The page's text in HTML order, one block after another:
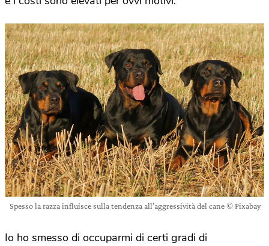
Spesso la razza influisce sulla tendenza all’aggressività del cane © Pixabay
Io ho smesso di occuparmi di certi gradi di